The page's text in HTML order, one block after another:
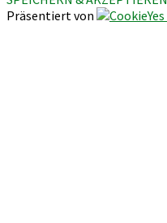
Präsentiert von